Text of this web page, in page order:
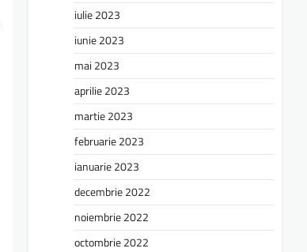
iulie 2023
iunie 2023
mai 2023
aprilie 2023
martie 2023
februarie 2023
ianuarie 2023
decembrie 2022
noiembrie 2022
octombrie 2022